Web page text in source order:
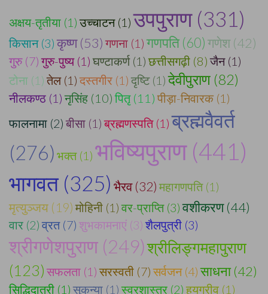
अक्षय-तृतीया (1) उच्चाटन (1) उपपुराण (331)
किसान (3) कृष्ण (53) गणना (1) गणपति (60)गणेश (42)
गुरु (7) गुरु-पुष्य (1) घण्टाकर्ण (1) छत्तीसगढ़ी (8) जैन (1)
टोना (1) तेल (1) दस्तगीर (1) दृष्टि (1) देवीपुराण (82)
नीलकण्ठ (1) नृसिंह (10) पितृ (11) पीड़ा-निवारक (1)
फालनामा (2) बीसा (1) ब्रह्मणस्पति (1) ब्रह्मवैवर्त
(276) भक्त (1) भविष्यपुराण (441)
भागवत (325) भैरव (32) महागणपति (1)
मृत्युञ्जय (19) मोहिनी (1) वर-प्राप्ति (3) वशीकरण (44)
वार (2) व्रत (7) शुभकामनाएं (3) शैलपुत्री (3)
श्रीगणेशपुराण (249)श्रीलिङ्गमहापुराण
(123) सफलता (1) सरस्वती (7) सर्वजन (4) साधना (42)
सिद्धिदात्री (1) सुकन्या (1) स्वरशास्त्र (2) हयग्रीव (1)